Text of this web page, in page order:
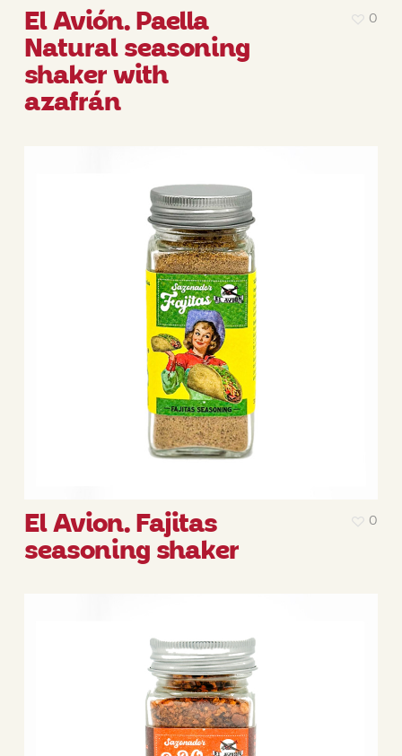
El Avión. Paella
Natural seasoning
shaker with
azafrán
0
El Avion. Fajitas
seasoning shaker
0